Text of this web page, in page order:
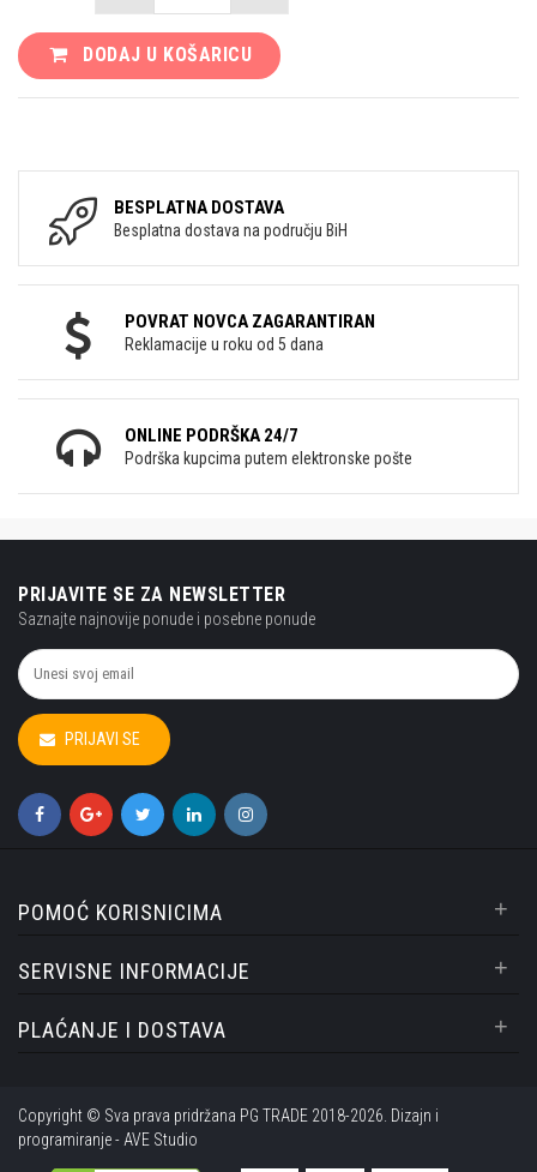
DODAJ U KOŠARICU
BESPLATNA DOSTAVA
Besplatna dostava na području BiH
POVRAT NOVCA ZAGARANTIRAN
Reklamacije u roku od 5 dana
ONLINE PODRŠKA 24/7
Podrška kupcima putem elektronske pošte
PRIJAVITE SE ZA NEWSLETTER
Saznajte najnovije ponude i posebne ponude
PRIJAVI SE
POMOĆ KORISNICIMA +
SERVISNE INFORMACIJE +
PLAĆANJE I DOSTAVA +
Copyright © Sva prava pridržana PG TRADE 2018-2026. Dizajn i
programiranje - AVE Studio